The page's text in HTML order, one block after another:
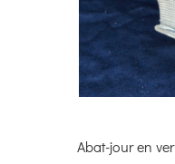
Abat-jour en